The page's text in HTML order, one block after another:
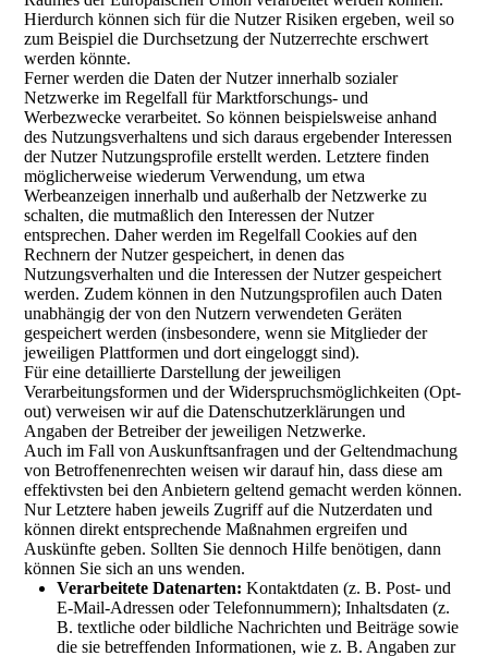
Hierdurch können sich für die Nutzer Risiken ergeben, weil so
zum Beispiel die Durchsetzung der Nutzerrechte erschwert
werden könnte.
Ferner werden die Daten der Nutzer innerhalb sozialer
Netzwerke im Regelfall für Marktforschungs- und
Werbezwecke verarbeitet. So können beispielsweise anhand
des Nutzungsverhaltens und sich daraus ergebender Interessen
der Nutzer Nutzungsprofile erstellt werden. Letztere finden
möglicherweise wiederum Verwendung, um etwa
Werbeanzeigen innerhalb und außerhalb der Netzwerke zu
schalten, die mutmaßlich den Interessen der Nutzer
entsprechen. Daher werden im Regelfall Cookies auf den
Rechnern der Nutzer gespeichert, in denen das
Nutzungsverhalten und die Interessen der Nutzer gespeichert
werden. Zudem können in den Nutzungsprofilen auch Daten
unabhängig der von den Nutzern verwendeten Geräten
gespeichert werden (insbesondere, wenn sie Mitglieder der
jeweiligen Plattformen und dort eingeloggt sind).
Für eine detaillierte Darstellung der jeweiligen
Verarbeitungsformen und der Widerspruchsmöglichkeiten (Opt-
out) verweisen wir auf die Datenschutzerklärungen und
Angaben der Betreiber der jeweiligen Netzwerke.
Auch im Fall von Auskunftsanfragen und der Geltendmachung
von Betroffenenrechten weisen wir darauf hin, dass diese am
effektivsten bei den Anbietern geltend gemacht werden können.
Nur Letztere haben jeweils Zugriff auf die Nutzerdaten und
können direkt entsprechende Maßnahmen ergreifen und
Auskünfte geben. Sollten Sie dennoch Hilfe benötigen, dann
können Sie sich an uns wenden.
Verarbeitete Datenarten: Kontaktdaten (z. B. Post- und
E-Mail-Adressen oder Telefonnummern); Inhaltsdaten (z.
B. textliche oder bildliche Nachrichten und Beiträge sowie
die sie betreffenden Informationen, wie z. B. Angaben zur